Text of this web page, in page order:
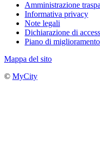
Amministrazione
Informativa privacy
Note legali
Dichiarazione di
Piano di
Mappa del sito
© MyCity